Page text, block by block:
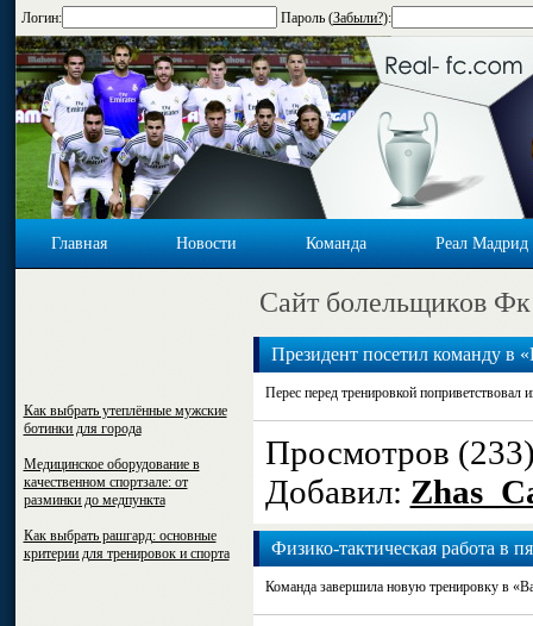
Логин: Пароль (Забыли?):
Главная Новости Команда Реал Мадрид
Cайт болельщиков
Как выбрать утеплённые мужские
ботинки для города
Медицинское оборудование в
качественном спортзале: от
разминки до медпункта
Как выбрать рашгард: основные
критерии для тренировок и спорта
Президент посетил команду в
Перес перед тренировкой поприветствовал
Просмотров
Добавил:
Физико-тактическая работа в
Команда завершила новую тренировку в